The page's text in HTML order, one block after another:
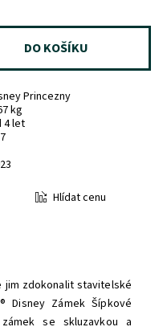
Princezny
kg
4 let
Hlídat cenu
zdokonalit stavitelské
Disney Zámek Šípkové
se skluzavkou a